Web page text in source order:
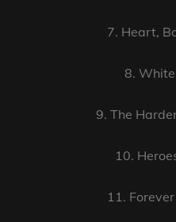
7. Heart,
8.
9. The
10.
11.